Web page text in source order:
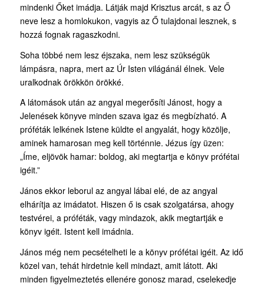
mindenki Őket imádja. Látják majd Krisztus arcát, s az Ő
neve lesz a homlokukon, vagyis az Ő tulajdonai lesznek, s
hozzá fognak ragaszkodni.
Soha többé nem lesz éjszaka, nem lesz szükségük
lámpásra, napra, mert az Úr Isten világánál élnek. Vele
uralkodnak örökkön örökké.
A látomások után az angyal megerősíti Jánost, hogy a
Jelenések könyve minden szava igaz és megbízható. A
próféták lelkének Istene küldte el angyalát, hogy közölje,
aminek hamarosan meg kell történnie. Jézus így üzen:
„Íme, eljövök hamar: boldog, aki megtartja e könyv prófétai
igéit.”
János ekkor leborul az angyal lábai elé, de az angyal
elhárítja az imádatot. Hiszen ő is csak szolgatársa, ahogy
testvérei, a próféták, vagy mindazok, akik megtartják e
könyv igéit. Istent kell imádnia.
János még nem pecsételheti le a könyv prófétai igéit. Az idő
közel van, tehát hirdetnie kell mindazt, amit látott. Aki
minden figyelmeztetés ellenére gonosz marad, cselekedje